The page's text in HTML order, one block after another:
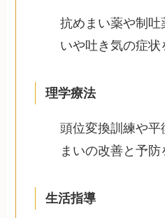
抗めまい薬や制吐
いや吐き気の症状
理学療法
頭位変換訓練や
まいの改善と予防
生活指導